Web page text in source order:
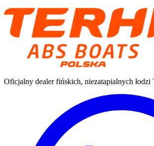
Oficjalny dealer fińskich, niezatapialnych łodzi